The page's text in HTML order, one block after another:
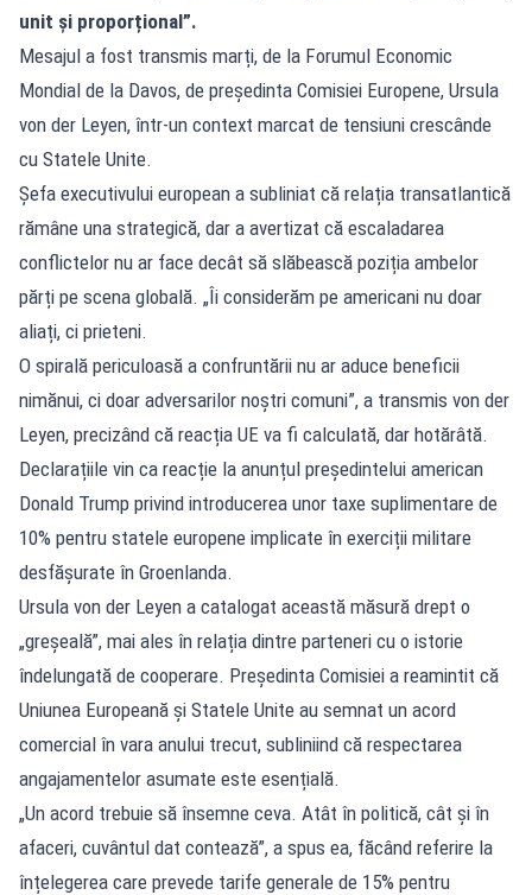
unit și proporțional”.
Mesajul a fost transmis marți, de la Forumul Economic
Mondial de la Davos, de președinta Comisiei Europene, Ursula
von der Leyen, într-un context marcat de tensiuni crescânde
cu Statele Unite.
Șefa executivului european a subliniat că relația transatlantică
rămâne una strategică, dar a avertizat că escaladarea
conflictelor nu ar face decât să slăbească poziția ambelor
părți pe scena globală. „Îi considerăm pe americani nu doar
aliați, ci prieteni.
O spirală periculoasă a confruntării nu ar aduce beneficii
nimănui, ci doar adversarilor noștri comuni”, a transmis von der
Leyen, precizând că reacția UE va fi calculată, dar hotărâtă.
Declarațiile vin ca reacție la anunțul președintelui american
Donald Trump privind introducerea unor taxe suplimentare de
10% pentru statele europene implicate în exerciții militare
desfășurate în Groenlanda.
Ursula von der Leyen a catalogat această măsură drept o
„greșeală”, mai ales în relația dintre parteneri cu o istorie
îndelungată de cooperare. Președinta Comisiei a reamintit că
Uniunea Europeană și Statele Unite au semnat un acord
comercial în vara anului trecut, subliniind că respectarea
angajamentelor asumate este esențială.
„Un acord trebuie să însemne ceva. Atât în politică, cât și în
afaceri, cuvântul dat contează”, a spus ea, făcând referire la
înțelegerea care prevede tarife generale de 15% pentru